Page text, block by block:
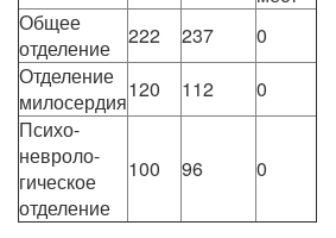
Общее
отделение
222 237
0
Отделение
милосердия120 112
0
Психо-
невроло-
гическое
отделение
100 96 0